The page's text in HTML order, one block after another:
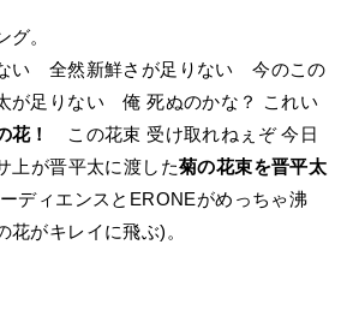
。
ない 全然新鮮さが足りない 今のこの
が足りない 俺 死ぬのかな？ これい
花！
この花束 受け取れねぇぞ 今日
上が晋平太に渡した菊の花束を晋平太
ディエンスとERONEがめっちゃ沸
花がキレイに飛ぶ)。